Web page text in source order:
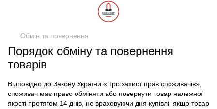
Обмін та повернення
Порядок обміну та повернення
товарів
Відповідно до Закону України «Про захист прав споживачів»,
споживач має право обміняти або повернути товар належної
якості протягом 14 днів, не враховуючи дня купівлі, якщо товар